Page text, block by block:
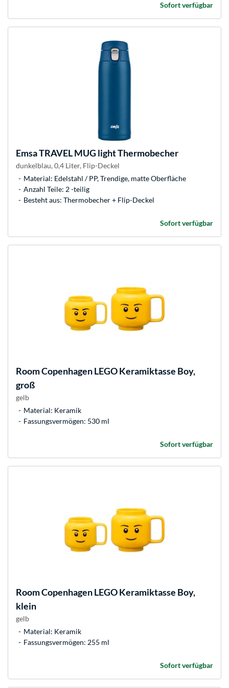
Sofort verfügbar
EmsaTRAVEL MUG light Thermobecher
dunkelblau, 0,4 Liter, Flip-Deckel
Material: Edelstahl / PP, Trendige, matte Oberfläche
Anzahl Teile: 2 -teilig
Besteht aus: Thermobecher + Flip-Deckel
Sofort verfügbar
Room CopenhagenLEGO Keramiktasse Boy,
groß
gelb
Material: Keramik
Fassungsvermögen: 530 ml
Sofort verfügbar
Room CopenhagenLEGO Keramiktasse Boy,
klein
gelb
Material: Keramik
Fassungsvermögen: 255 ml
Sofort verfügbar